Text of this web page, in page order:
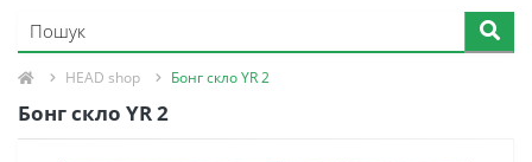
HEAD shop Бонг скло YR 2
Бонг скло YR 2